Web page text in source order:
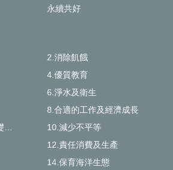
永續共好
2.消除飢餓
4.優質教育
6.淨水及衛生
8.合適的工作及經濟成長
10.減少不平等
12.責任消費及生產
14.保育海洋生態